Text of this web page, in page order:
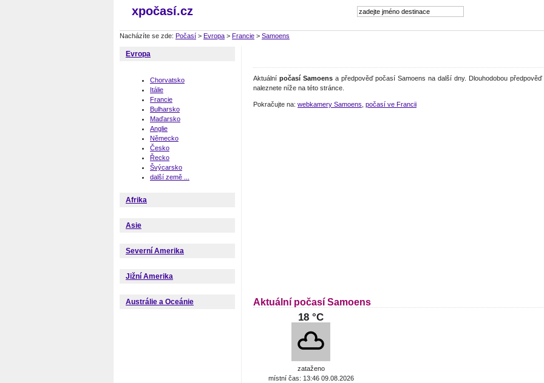
xpočasí.cz
Nacházíte se zde: Počasí > Evropa > Francie > Samoens
Evropa
Chorvatsko
Itálie
Francie
Bulharsko
Maďarsko
Anglie
Německo
Česko
Řecko
Švýcarsko
další země ...
Afrika
Asie
Severní Amerika
Jižní Amerika
Austrálie a Oceánie
Aktuální počasí Samoensa předpověď počasí Samoens na další dny. Dlouhodobou
naleznete níže na této stránce.
Pokračujte na: webkamery Samoens počasí ve Francii
Aktuální počasí Samoens
18 °C
zataženo
místní čas: 13:46 09.08.2026